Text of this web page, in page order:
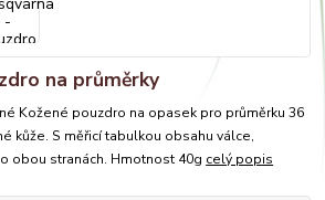
na průměrky
Kožené pouzdro na opasek pro průměrku 36
kůže. S měřicí tabulkou obsahu válce,
obou stranách. Hmotnost 40g celý popis